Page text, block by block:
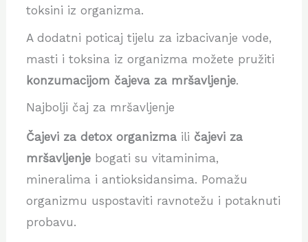
toksini iz organizma.
A dodatni poticaj tijelu za izbacivanje vode,
masti i toksina iz organizma možete pružiti
konzumacijom čajeva za mršavljenje.
Najbolji čaj za mršavljenje
Čajevi za detox organizmaili čajevi za
mršavljenjebogati su vitaminima,
mineralima i antioksidansima. Pomažu
organizmu uspostaviti ravnotežu i potaknuti
probavu.